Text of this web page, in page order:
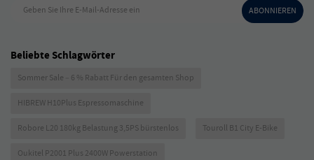
Geben Sie Ihre E-Mail-Adresse ein ABONNIEREN
Beliebte Schlagwörter
Sommer Sale – 6 % Rabatt Für den gesamten Shop
HIBREW H10Plus Espressomaschine
Robore L20 180kg Belastung 3,5PS bürstenlos Touroll B1 City E-Bike
Oukitel P2001 Plus 2400W Powerstation